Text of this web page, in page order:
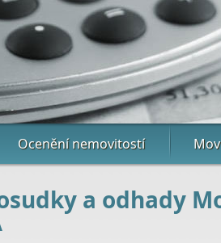
Ocenění nemovitostí
a odhady